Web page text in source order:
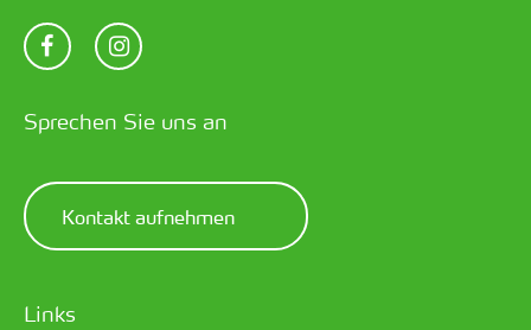
Sprechen Sie uns an
Kontakt aufnehmen
Links